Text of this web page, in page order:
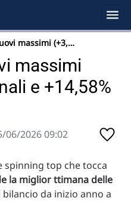
massimi (+3,…
massimi
e +14,58%
06/2026 09:02
spinning top che tocca
la miglior ttimana delle
da inizio anno a